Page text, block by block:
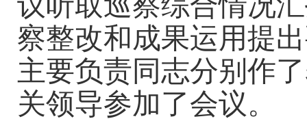
察整改和成果运用提
主要负责同志分别作
关领导参加了会议。